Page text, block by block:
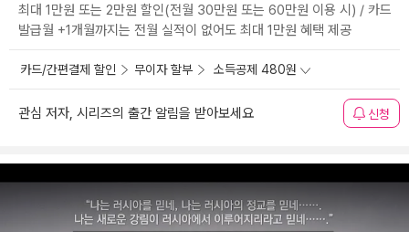
최대 1만원 또는 2만원 할인(전월 30만원 또는 60만원 이용 시) / 카드
발급월 +1개월까지는 전월 실적이 없어도 최대 1만원 혜택 제공
카드/간편결제 할인 무이자 할부 소득공제 480원
관심 저자, 시리즈의 출간 알림을 받아보세요 신청